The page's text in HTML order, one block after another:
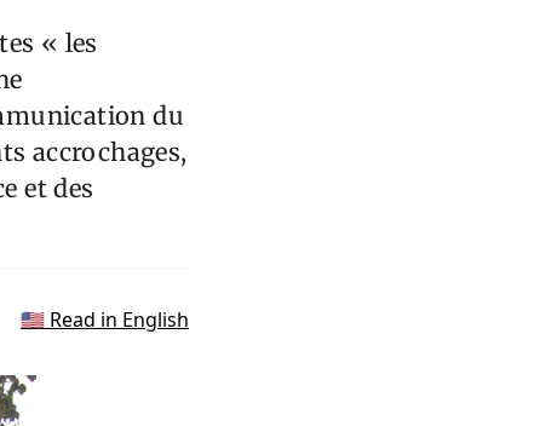
« les
du
accrochages,
et des
🇺🇸 Read in English